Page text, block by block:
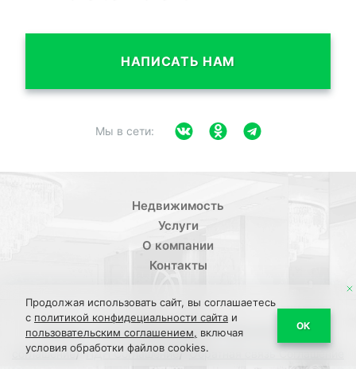
НАПИСАТЬ НАМ
Мы в сети:
Недвижимость
Услуги
О компании
Контакты
Политика конфиденциальности/Пользовательское
соглашение/ПДН Соглашение/Обратная связь Соглашение
Продолжая использовать сайт, вы соглашаетесь
с политикой конфидециальности сайта и
пользовательским соглашением, включая
условия обработки файлов cookies.
ОК